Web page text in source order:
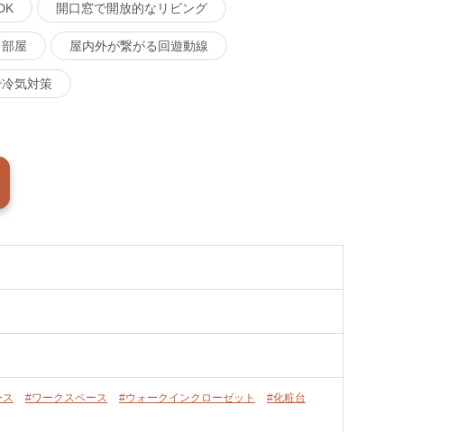
開口窓で開放的なリビング
屋 屋内外が繋がる回遊動線
気対策
ス #ワークスペース #ウォークインクローゼット
#化粧台